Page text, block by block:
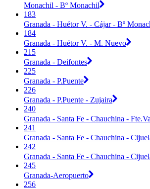
Monachil - Bº Monachil
183
Granada - Huétor V. - Cájar - Bº
184
Granada - Huétor V. - M. Nuevo
215
Granada - Deifontes
225
Granada - P.Puente
226
Granada - P.Puente - Zujaira
240
Granada - Santa Fe - Chauchina -
241
Granada - Santa Fe - Chauchina -
242
Granada - Santa Fe - Chauchina -
245
Granada-Aeropuerto
256